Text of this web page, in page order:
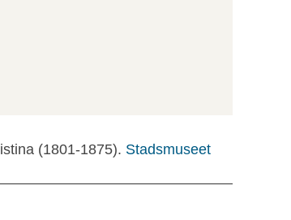
(1801-1875). Stadsmuseet